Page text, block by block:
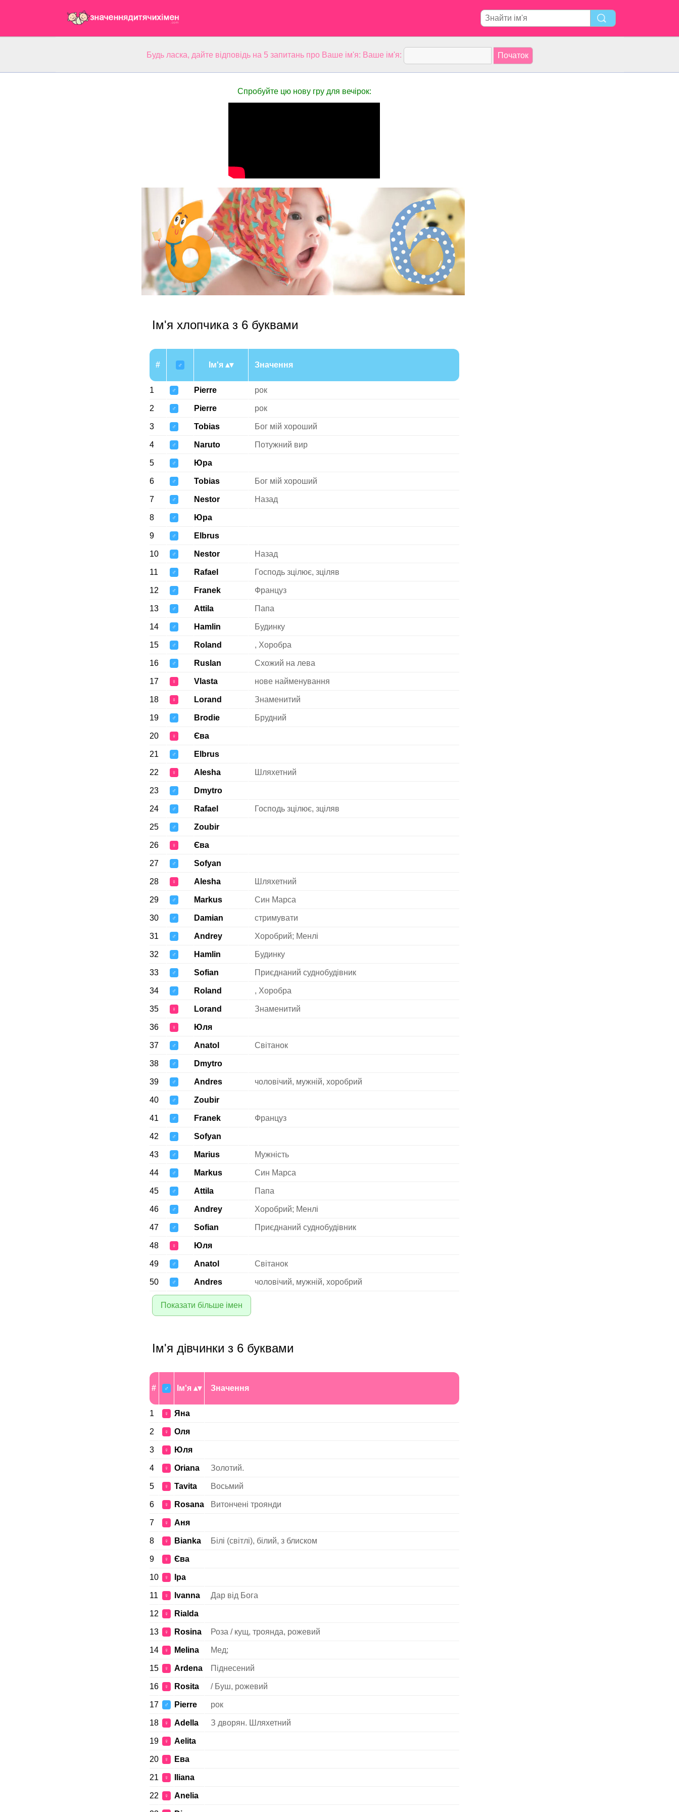
Будь ласка, дайте відповідь на 5 запитань про Ваше ім'я: Ваше ім'я:
Спробуйте цю нову гру для вечірок:
Ім'я хлопчика з 6 буквами
# ♂ Ім'я Значення
1 ♂ Pierre рок
2 ♂ Pierre рок
3 ♂ Tobias Бог мій хороший
4 ♂ Naruto Потужний вир
5 ♂ Юра
6 ♂ Tobias Бог мій хороший
7 ♂ Nestor Назад
8 ♂ Юра
9 ♂ Elbrus
10 ♂ Nestor Назад
11 ♂ Rafael Господь зцілює, зціляв
12 ♂ Franek Француз
13 ♂ Attila Папа
14 ♂ Hamlin Будинку
15 ♂ Roland , Хоробра
16 ♂ Ruslan Схожий на лева
17 ♀ Vlasta нове найменування
18 ♀ Lorand Знаменитий
19 ♂ Brodie Брудний
20 ♀ Єва
21 ♂ Elbrus
22 ♀ Alesha Шляхетний
23 ♂ Dmytro
24 ♂ Rafael Господь зцілює, зціляв
25 ♂ Zoubir
26 ♀ Єва
27 ♂ Sofyan
28 ♀ Alesha Шляхетний
29 ♂ Markus Син Марса
30 ♂ Damian стримувати
31 ♂ Andrey Хоробрий; Менлі
32 ♂ Hamlin Будинку
33 ♂ Sofian Приєднаний суднобудівник
34 ♂ Roland , Хоробра
35 ♀ Lorand Знаменитий
36 ♀ Юля
37 ♂ Anatol Світанок
38 ♂ Dmytro
39 ♂ Andres чоловічий, мужній, хоробрий
40 ♂ Zoubir
41 ♂ Franek Француз
42 ♂ Sofyan
43 ♂ Marius Мужність
44 ♂ Markus Син Марса
45 ♂ Attila Папа
46 ♂ Andrey Хоробрий; Менлі
47 ♂ Sofian Приєднаний суднобудівник
48 ♀ Юля
49 ♂ Anatol Світанок
50 ♂ Andres чоловічий, мужній, хоробрий
Показати більше імен
Ім'я дівчинки з 6 буквами
# ♂ Ім'я Значення
1 ♀ Яна
2 ♀ Оля
3 ♀ Юля
4 ♀ Oriana Золотий.
5 ♀ Tavita Восьмий
6 ♀ Rosana Витончені троянди
7 ♀ Аня
8 ♀ Bianka Білі (світлі), білий, з блиском
9 ♀ Єва
10 ♀ Іра
11 ♀ Ivanna Дар від Бога
12 ♀ Rialda
13 ♀ Rosina Роза / кущ, троянда, рожевий
14 ♀ Melina Мед;
15 ♀ Ardena Піднесений
16 ♀ Rosita / Буш, рожевий
17 ♂ Pierre рок
18 ♀ Adella З дворян. Шляхетний
19 ♀ Aelita
20 ♀ Ева
21 ♀ Iliana
22 ♀ Anelia